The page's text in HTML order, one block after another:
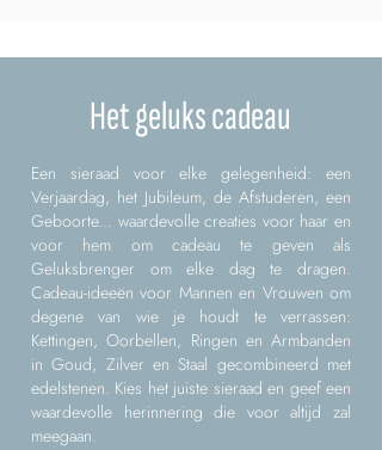
Het geluks cadeau
Een sieraad voor elke gelegenheid: een
Verjaardag, het Jubileum, de Afstuderen, een
Geboorte... waardevolle creaties voor haar en
voor hem om cadeau te geven als
Geluksbrenger om elke dag te dragen.
Cadeau-ideeën voor Mannen en Vrouwen om
degene van wie je houdt te verrassen:
Kettingen, Oorbellen, Ringen en Armbanden
in Goud, Zilver en Staal gecombineerd met
edelstenen. Kies het juiste sieraad en geef een
waardevolle herinnering die voor altijd zal
meegaan.